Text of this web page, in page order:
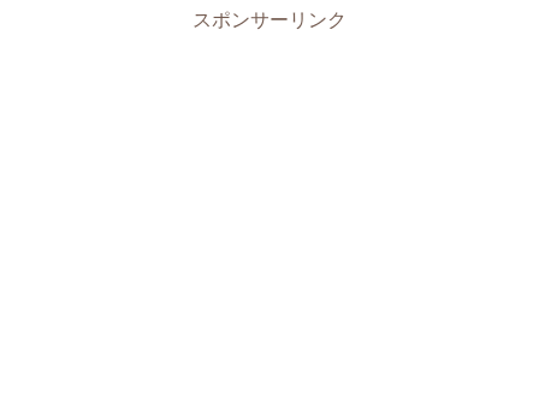
スポンサーリンク